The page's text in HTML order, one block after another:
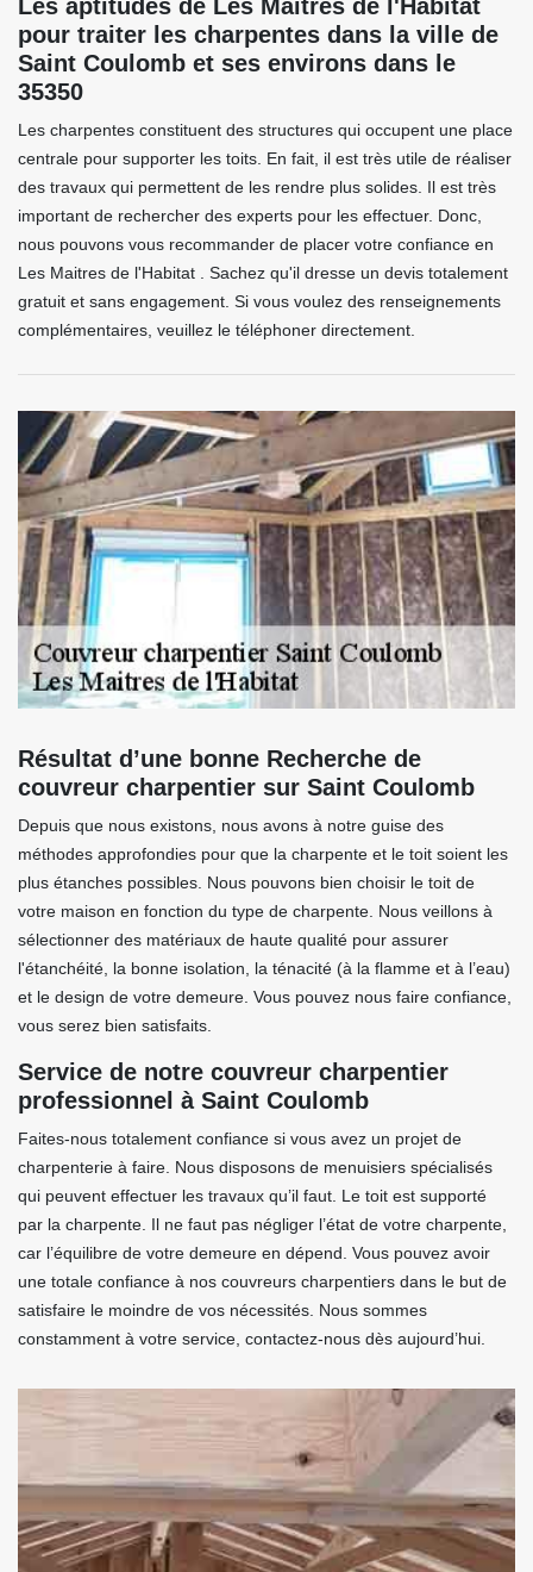
Les aptitudes de Les Maitres de l'Habitat
pour traiter les charpentes dans la ville de
Saint Coulomb et ses environs dans le
35350
Les charpentes constituent des structures qui occupent une place
centrale pour supporter les toits. En fait, il est très utile de réaliser
des travaux qui permettent de les rendre plus solides. Il est très
important de rechercher des experts pour les effectuer. Donc,
nous pouvons vous recommander de placer votre confiance en
Les Maitres de l'Habitat . Sachez qu'il dresse un devis totalement
gratuit et sans engagement. Si vous voulez des renseignements
complémentaires, veuillez le téléphoner directement.
Résultat d’une bonne Recherche de
couvreur charpentier sur Saint Coulomb
Depuis que nous existons, nous avons à notre guise des
méthodes approfondies pour que la charpente et le toit soient les
plus étanches possibles. Nous pouvons bien choisir le toit de
votre maison en fonction du type de charpente. Nous veillons à
sélectionner des matériaux de haute qualité pour assurer
l'étanchéité, la bonne isolation, la ténacité (à la flamme et à l’eau)
et le design de votre demeure. Vous pouvez nous faire confiance,
vous serez bien satisfaits.
Service de notre couvreur charpentier
professionnel à Saint Coulomb
Faites-nous totalement confiance si vous avez un projet de
charpenterie à faire. Nous disposons de menuisiers spécialisés
qui peuvent effectuer les travaux qu’il faut. Le toit est supporté
par la charpente. Il ne faut pas négliger l’état de votre charpente,
car l’équilibre de votre demeure en dépend. Vous pouvez avoir
une totale confiance à nos couvreurs charpentiers dans le but de
satisfaire le moindre de vos nécessités. Nous sommes
constamment à votre service, contactez-nous dès aujourd’hui.